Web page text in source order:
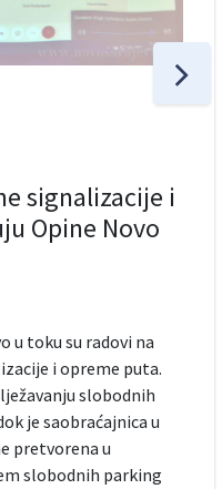
signalizacije i
Opine Novo
u toku su radovi na
i opreme puta.
slobodnih
je saobraćajnica u
pretvorena u
slobodnih parking